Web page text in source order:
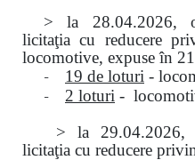
> la 28.04.2026,
licitaţiacu reducere
locomotive, expuse în
- 19 de loturi -
- 2 loturi -
> la 29.04.2026,
licitaţia cu reducere